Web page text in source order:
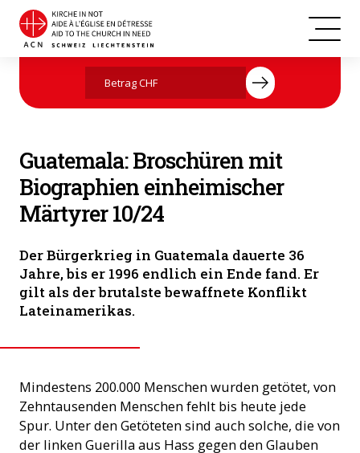
Jetzt mit Ihrer Spende helfen
Guatemala: Broschüren mit
Biographien einheimischer
Märtyrer 10/24
Der Bürgerkrieg in Guatemala dauerte 36
Jahre, bis er 1996 endlich ein Ende fand. Er
gilt als der brutalste bewaffnete Konflikt
Lateinamerikas.
Mindestens 200.000 Menschen wurden getötet, von
Zehntausenden Menschen fehlt bis heute jede
Spur. Unter den Getöteten sind auch solche, die von
der linken Guerilla aus Hass gegen den Glauben